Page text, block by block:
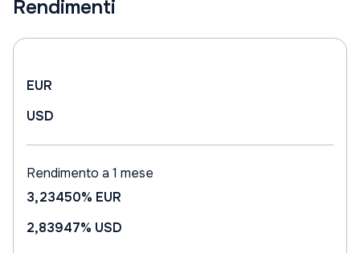
Rendimenti
EUR
USD
Rendimento a 1 mese
3,23450% EUR
2,83947% USD